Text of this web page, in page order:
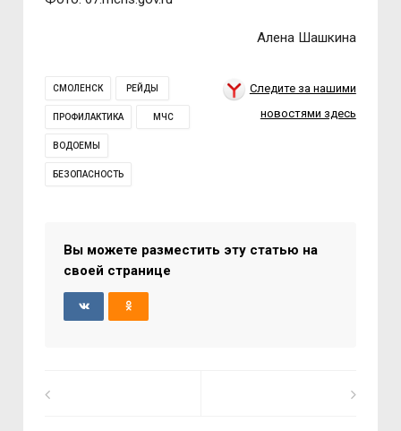
Алена Шашкина
СМОЛЕНСК РЕЙДЫ
ПРОФИЛАКТИКА МЧС
ВОДОЕМЫ
БЕЗОПАСНОСТЬ
Следите за нашими
новостями здесь
Вы можете разместить эту статью на
своей странице